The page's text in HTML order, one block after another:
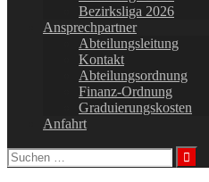
Bezirksliga 2026
Ansprechpartner
Abteilungsleitung
Kontakt
Abteilungsordnung
Finanz-Ordnung
Graduierungskosten
Anfahrt